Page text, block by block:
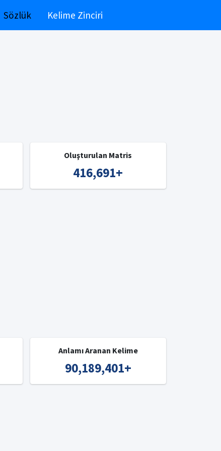
Sözlük Kelime Zinciri
Oluşturulan Matris
416,691+
Anlamı Aranan Kelime
90,189,401+